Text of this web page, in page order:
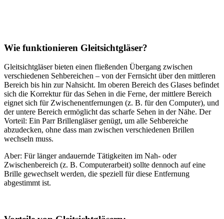
Wie funktionieren Gleitsichtgläser?
Gleitsichtgläser bieten einen fließenden Übergang zwischen
verschiedenen Sehbereichen – von der Fernsicht über den mittleren
Bereich bis hin zur Nahsicht. Im oberen Bereich des Glases befindet
sich die Korrektur für das Sehen in die Ferne, der mittlere Bereich
eignet sich für Zwischenentfernungen (z. B. für den Computer), und
der untere Bereich ermöglicht das scharfe Sehen in der Nähe. Der
Vorteil: Ein Parr Brillengläser genügt, um alle Sehbereiche
abzudecken, ohne dass man zwischen verschiedenen Brillen
wechseln muss.
Aber: Für länger andauernde Tätigkeiten im Nah- oder
Zwischenbereich (z. B. Computerarbeit) sollte dennoch auf eine
Brille gewechselt werden, die speziell für diese Entfernung
abgestimmt ist.